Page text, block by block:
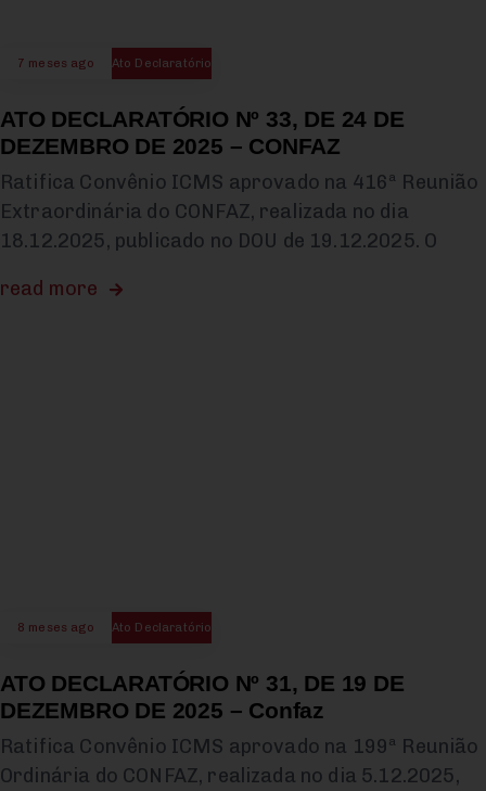
7 meses ago Ato Declaratório
ATO DECLARATÓRIO Nº 33, DE 24 DE
DEZEMBRO DE 2025 – CONFAZ
Ratifica Convênio ICMS aprovado na 416ª Reunião
Extraordinária do CONFAZ, realizada no dia
18.12.2025, publicado no DOU de 19.12.2025. O
read more
8 meses ago Ato Declaratório
ATO DECLARATÓRIO Nº 31, DE 19 DE
DEZEMBRO DE 2025 – Confaz
Ratifica Convênio ICMS aprovado na 199ª Reunião
Ordinária do CONFAZ, realizada no dia 5.12.2025,